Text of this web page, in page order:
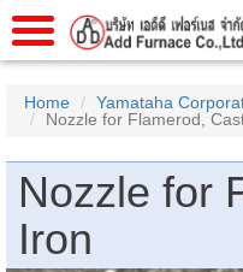
บเราAbout Us
Home
Yamataha
Nozzle for Flamerod,
Nozzle for
Iron